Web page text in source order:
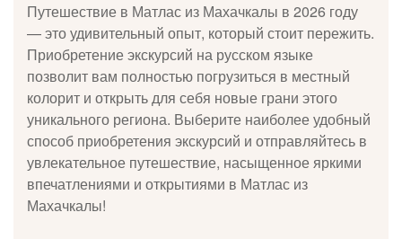
Путешествие в Матлас из Махачкалы в 2026 году
— это удивительный опыт, который стоит пережить.
Приобретение экскурсий на русском языке
позволит вам полностью погрузиться в местный
колорит и открыть для себя новые грани этого
уникального региона. Выберите наиболее удобный
способ приобретения экскурсий и отправляйтесь в
увлекательное путешествие, насыщенное яркими
впечатлениями и открытиями в Матлас из
Махачкалы!